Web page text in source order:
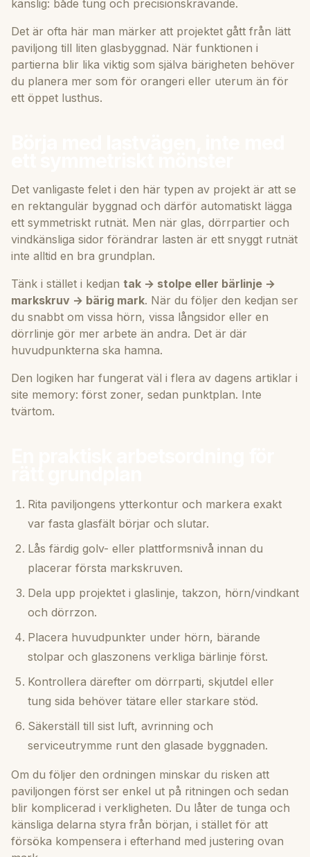
känslig: både tung och precisionskrävande.
Det är ofta här man märker att projektet gått från lätt
paviljong till liten glasbyggnad. När funktionen i
partierna blir lika viktig som själva bärigheten behöver
du planera mer som för orangeri eller uterum än för
ett öppet lusthus.
Det vanligaste felet i den här typen av projekt är att se
en rektangulär byggnad och därför automatiskt lägga
ett symmetriskt rutnät. Men när glas, dörrpartier och
vindkänsliga sidor förändrar lasten är ett snyggt rutnät
inte alltid en bra grundplan.
Tänk i stället i kedjan tak → stolpe eller bärlinje →
markskruv → bärig mark. När du följer den kedjan ser
du snabbt om vissa hörn, vissa långsidor eller en
dörrlinje gör mer arbete än andra. Det är där
huvudpunkterna ska hamna.
Den logiken har fungerat väl i flera av dagens artiklar i
site memory: först zoner, sedan punktplan. Inte
tvärtom.
Rita paviljongens ytterkontur och markera exakt
var fasta glasfält börjar och slutar.
Lås färdig golv- eller plattformsnivå innan du
placerar första markskruven.
Dela upp projektet i glaslinje, takzon, hörn/vindkant
och dörrzon.
Placera huvudpunkter under hörn, bärande
stolpar och glaszonens verkliga bärlinje först.
Kontrollera därefter om dörrparti, skjutdel eller
tung sida behöver tätare eller starkare stöd.
Säkerställ till sist luft, avrinning och
serviceutrymme runt den glasade byggnaden.
Om du följer den ordningen minskar du risken att
paviljongen först ser enkel ut på ritningen och sedan
blir komplicerad i verkligheten. Du låter de tunga och
känsliga delarna styra från början, i stället för att
försöka kompensera i efterhand med justering ovan